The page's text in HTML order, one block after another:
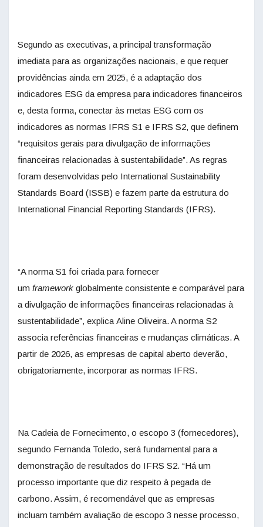
Segundo as executivas, a principal transformação
imediata para as organizações nacionais, e que requer
providências ainda em 2025, é a adaptação dos
indicadores ESG da empresa para indicadores financeiros
e, desta forma, conectar às metas ESG com os
indicadores as normas IFRS S1 e IFRS S2, que definem
“requisitos gerais para divulgação de informações
financeiras relacionadas à sustentabilidade”. As regras
foram desenvolvidas pelo International Sustainability
Standards Board (ISSB) e fazem parte da estrutura do
International Financial Reporting Standards (IFRS).
“A norma S1 foi criada para fornecer
um framework globalmente consistente e comparável para
a divulgação de informações financeiras relacionadas à
sustentabilidade”, explica Aline Oliveira. A norma S2
associa referências financeiras e mudanças climáticas. A
partir de 2026, as empresas de capital aberto deverão,
obrigatoriamente, incorporar as normas IFRS.
Na Cadeia de Fornecimento, o escopo 3 (fornecedores),
segundo Fernanda Toledo, será fundamental para a
demonstração de resultados do IFRS S2. “Há um
processo importante que diz respeito à pegada de
carbono. Assim, é recomendável que as empresas
incluam também avaliação de escopo 3 nesse processo,